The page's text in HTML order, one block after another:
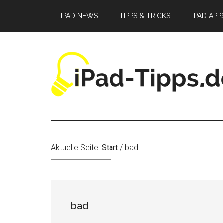
springen
springen
springen
IPAD NEWS TIPPS & TRICKS IPAD
Aktuelle Seite: Start / bad
bad